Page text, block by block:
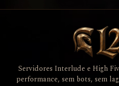
Servidores Interlude e High
performance, sem bots, sem